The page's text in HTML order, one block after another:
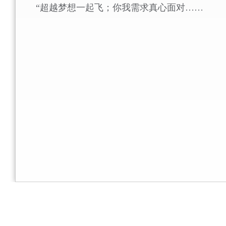
“超越梦想一起飞；你我需求真心面对……